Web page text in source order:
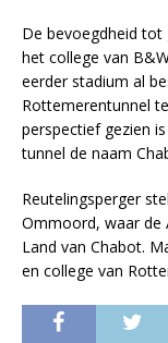
De bevoegdheid tot
het college van
eerder stadium al
Rottemerentunnel
perspectief gezien
tunnel de naam
Reutelingsperger
Ommoord, waar
Land van Chabot.
en college van